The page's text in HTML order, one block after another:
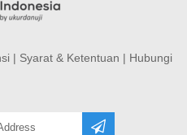
| Syarat & Ketentuan | Hubungi